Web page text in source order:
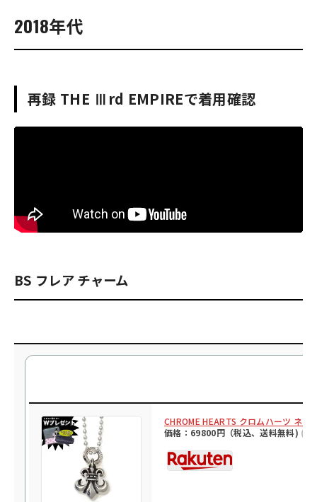
2018年代
再録 THE Ⅲrd EMPIREで着用確認
BS フレア チャーム
CHROME HEARTS クロムハーツ ネ
価格：69800円（税込、送料無料)